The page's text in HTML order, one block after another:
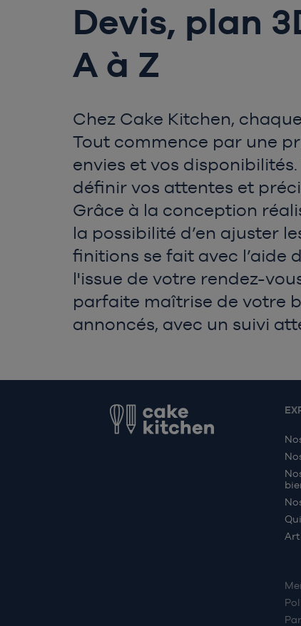
Devis, plan
A à Z
Chez Cake Kitchen,
Tout commence par une
envies et vos
définir vos attentes et
Grâce à la conception
la possibilité d’en ajuster
finitions se fait avec l’aide
l'issue de votre rendez-
parfaite maîtrise de votre
annoncés, avec un suivi